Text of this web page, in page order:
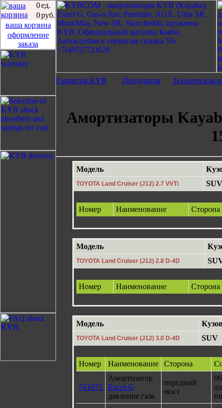
0ед.
0руб.
ваша корзина
оформление
заказа
Гарантия KYB Продукция Техническая
Амортизаторы
Модель
TOYOTA Land Cruiser (J12) 2.7 VVTi SUV
Номер Наименование Сторона
Модель
TOYOTA Land Cruiser (J12) 2.8 D-4D
Номер Наименование Сторона
Модель
TOYOTA Land Cruiser (J12) 3.0 D-4D SUV
Номер Наименование Сторона
741071
Амортизатор
Excel-G
давление газа
передний
мост